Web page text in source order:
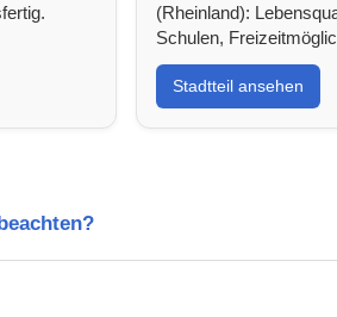
(Rheinland):
Schulen,
Stadtteil ansehen